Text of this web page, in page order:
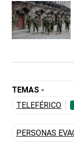
TEMAS -
TELEFÉRICO
PERSONAS